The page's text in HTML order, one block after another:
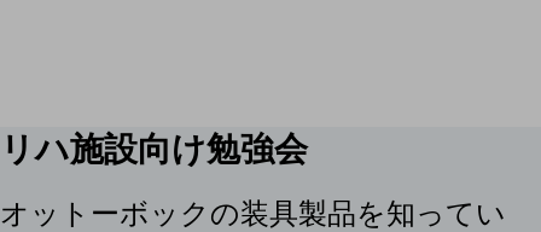
リハ施設向け勉強会
オットーボックの装具製品を知ってい